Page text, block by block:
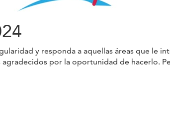
y responda a aquellas áreas que le
agradecidos por la oportunidad de hacerlo.